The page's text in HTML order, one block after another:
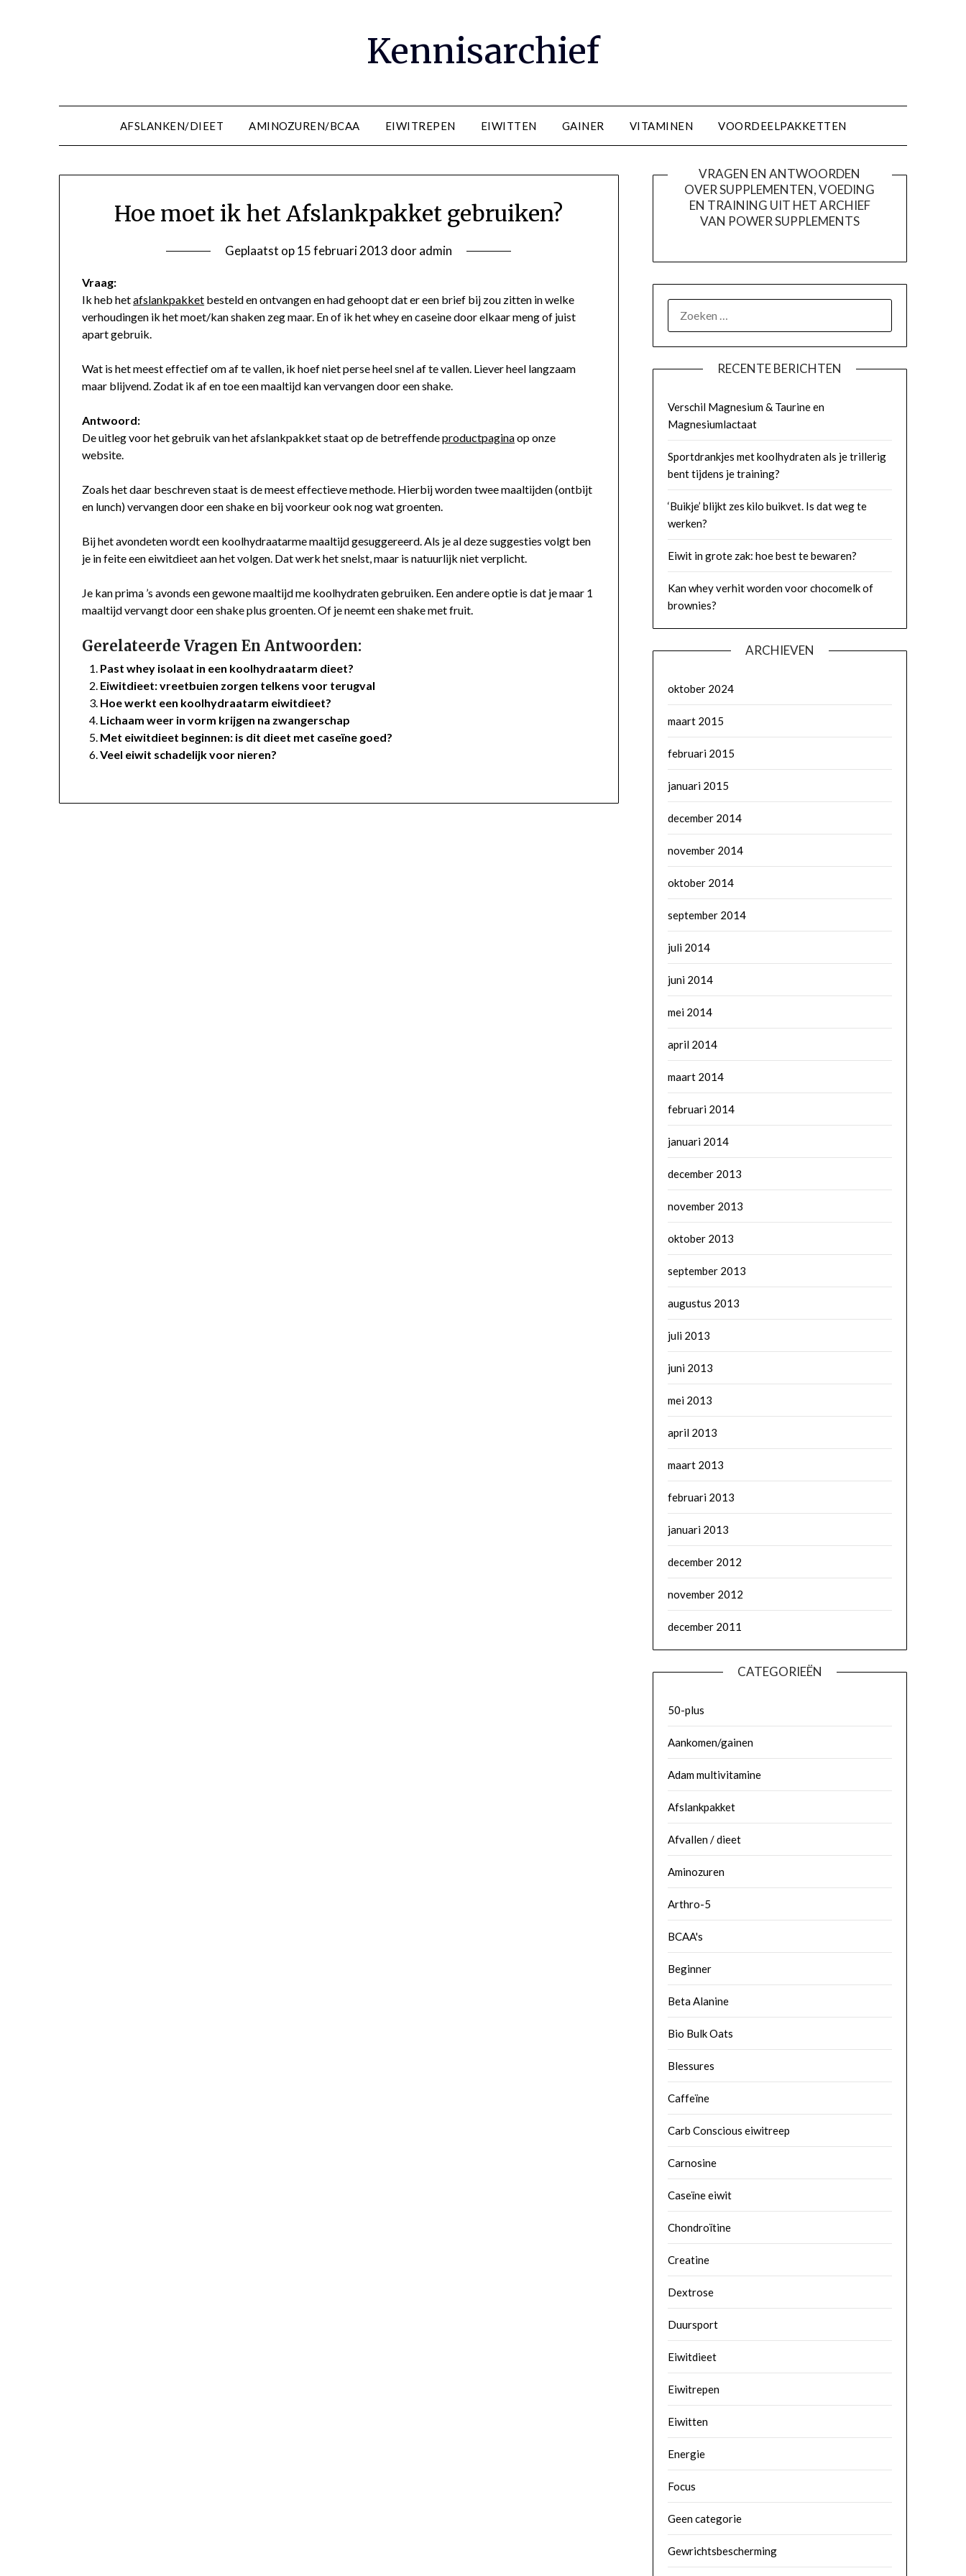
Kennisarchief
AFSLANKEN/DIEET AMINOZUREN/BCAA EIWITREPEN EIWITTEN GAINER VITAMINEN VOORDEELPAKKETTEN
Hoe moet ik het Afslankpakket gebruiken?
Geplaatst op15 februari 2013 dooradmin
Vraag:
Ik heb hetafslankpakket besteld en ontvangen en had gehoopt dat er een brief bij zou zitten in welke
verhoudingen ik het moet/kan shaken zeg maar. En of ik het whey en caseine door elkaar meng of juist
apart gebruik.
Wat is het meest effectief om af te vallen, ik hoef niet perse heel snel af te vallen. Liever heel langzaam
maar blijvend. Zodat ik af en toe een maaltijd kan vervangen door een shake.
Antwoord:
De uitleg voor het gebruik van het afslankpakket staat op de betreffendeproductpaginaop onze
website.
Zoals het daar beschreven staat is de meest effectieve methode. Hierbij worden twee maaltijden (ontbijt
en lunch) vervangen door een shake en bij voorkeur ook nog wat groenten.
Bij het avondeten wordt een koolhydraatarme maaltijd gesuggereerd. Als je al deze suggesties volgt ben
je in feite een eiwitdieet aan het volgen. Dat werk het snelst, maar is natuurlijk niet verplicht.
Je kan prima ’s avonds een gewone maaltijd me koolhydraten gebruiken. Een andere optie is dat je maar 1
maaltijd vervangt door een shake plus groenten. Of je neemt een shake met fruit.
Gerelateerde Vragen En Antwoorden:
Past whey isolaat in een koolhydraatarm dieet?
Eiwitdieet: vreetbuien zorgen telkens voor terugval
Hoe werkt een koolhydraatarm eiwitdieet?
Lichaam weer in vorm krijgen na zwangerschap
Met eiwitdieet beginnen: is dit dieet met caseïne goed?
Veel eiwit schadelijk voor nieren?
VRAGEN EN ANTWOORDEN
OVER SUPPLEMENTEN, VOEDING
EN TRAINING UIT HET ARCHIEF
VAN POWER SUPPLEMENTS
NAAR:
RECENTE BERICHTEN
Verschil Magnesium & Taurine en
Magnesiumlactaat
Sportdrankjes met koolhydraten als je trillerig
bent tijdens je training?
‘Buikje’ blijkt zes kilo buikvet. Is dat weg te
werken?
Eiwit in grote zak: hoe best te bewaren?
Kan whey verhit worden voor chocomelk of
brownies?
ARCHIEVEN
oktober 2024
maart 2015
februari 2015
januari 2015
december 2014
november 2014
oktober 2014
september 2014
juli 2014
juni 2014
mei 2014
april 2014
maart 2014
februari 2014
januari 2014
december 2013
november 2013
oktober 2013
september 2013
augustus 2013
juli 2013
juni 2013
mei 2013
april 2013
maart 2013
februari 2013
januari 2013
december 2012
november 2012
december 2011
CATEGORIEËN
50-plus
Aankomen/gainen
Adam multivitamine
Afslankpakket
Afvallen / dieet
Aminozuren
Arthro-5
BCAA's
Beginner
Beta Alanine
Bio Bulk Oats
Blessures
Caffeïne
Carb Conscious eiwitreep
Carnosine
Caseïne eiwit
Chondroïtine
Creatine
Dextrose
Duursport
Eiwitdieet
Eiwitrepen
Eiwitten
Energie
Focus
Geen categorie
Gewrichtsbescherming